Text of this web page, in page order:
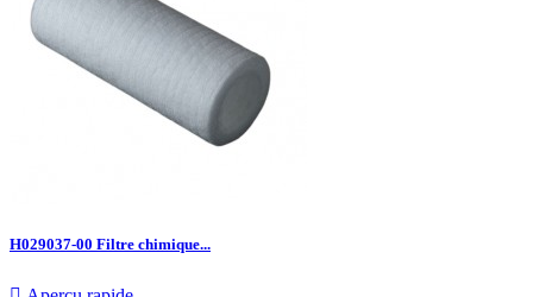
H029037-00 Filtre chimique...